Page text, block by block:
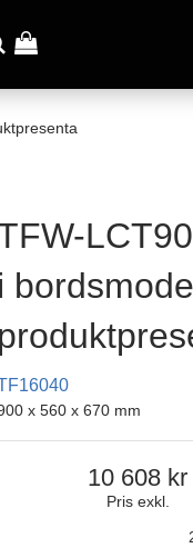
i
x 560 x 670 mm
Pris exkl.
10 608